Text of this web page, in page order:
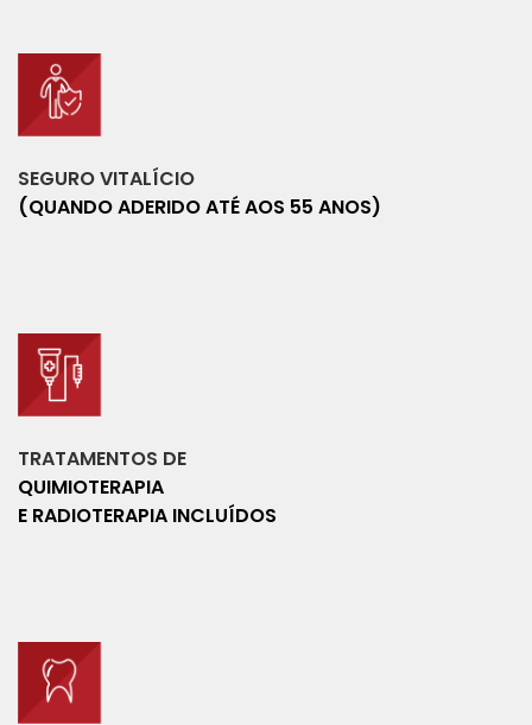
SEGURO VITALÍCIO
(QUANDO ADERIDO ATÉ AOS 55 ANOS)
TRATAMENTOS DE
QUIMIOTERAPIA
E RADIOTERAPIA INCLUÍDOS